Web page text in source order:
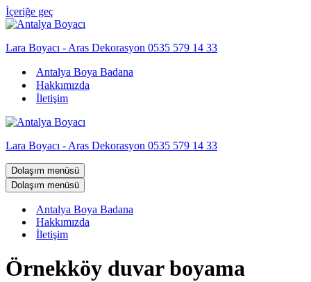
İçeriğe geç
Lara Boyacı - Aras Dekorasyon 0535 579 14 33
Antalya Boya Badana
Hakkımızda
İletişim
Lara Boyacı - Aras Dekorasyon 0535 579 14 33
Dolaşım menüsü
Dolaşım menüsü
Antalya Boya Badana
Hakkımızda
İletişim
Örnekköy duvar boyama